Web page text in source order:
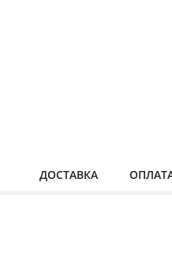
ДОСТАВКА